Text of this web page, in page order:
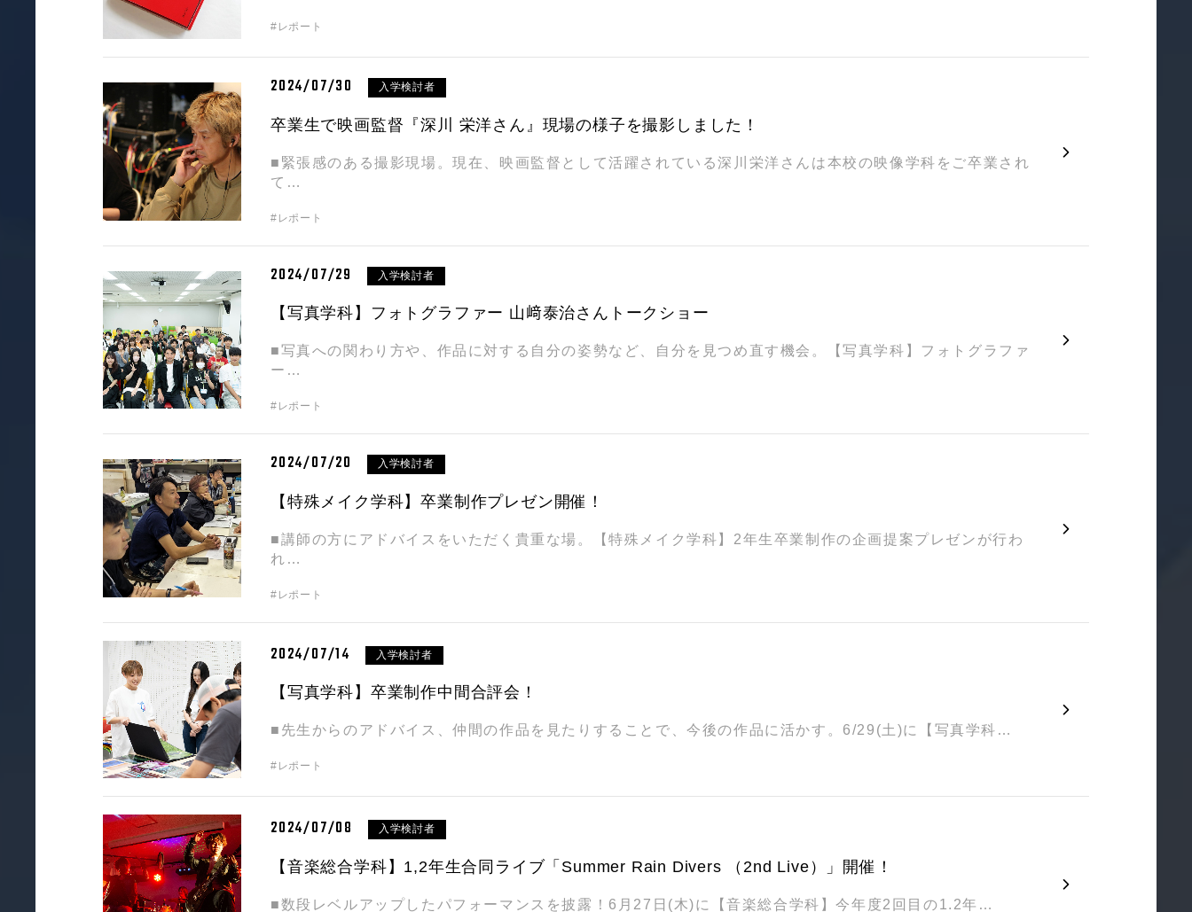
#レポート
2024/07/30 入学検討者
卒業生で映画監督『深川 栄洋さん』現場の様子を撮影しました！
■緊張感のある撮影現場。現在、映画監督として活躍されている深川栄洋さんは本校の映像学科をご卒業され
て…
#レポート
2024/07/29 入学検討者
【写真学科】フォトグラファー 山﨑泰治さんトークショー
■写真への関わり方や、作品に対する自分の姿勢など、自分を見つめ直す機会。【写真学科】フォトグラファ
ー…
#レポート
2024/07/20 入学検討者
【特殊メイク学科】卒業制作プレゼン開催！
■講師の方にアドバイスをいただく貴重な場。【特殊メイク学科】2年生卒業制作の企画提案プレゼンが行わ
れ…
#レポート
2024/07/14 入学検討者
【写真学科】卒業制作中間合評会！
■先生からのアドバイス、仲間の作品を見たりすることで、今後の作品に活かす。6/29(土)に【写真学科…
#レポート
2024/07/08 入学検討者
【音楽総合学科】1,2年生合同ライブ「Summer Rain Divers （2nd Live）」開催！
■数段レベルアップしたパフォーマンスを披露！6月27日(木)に【音楽総合学科】今年度2回目の1.2年…